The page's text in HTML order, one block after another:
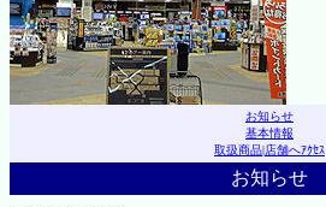
お知らせ
基本情報
取扱商品|店舗へｱｸｾｽ
お知らせ